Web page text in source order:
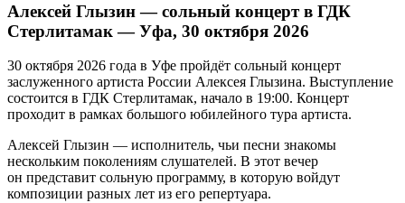
Алексей Глызин — сольный концерт в ГДК
Стерлитамак — Уфа, 30 октября 2026
30 октября 2026 года в Уфе пройдёт сольный концерт
заслуженного артиста России Алексея Глызина. Выступление
состоится в ГДК Стерлитамак, начало в 19:00. Концерт
проходит в рамках большого юбилейного тура артиста.
Алексей Глызин — исполнитель, чьи песни знакомы
нескольким поколениям слушателей. В этот вечер
он представит сольную программу, в которую войдут
композиции разных лет из его репертуара.